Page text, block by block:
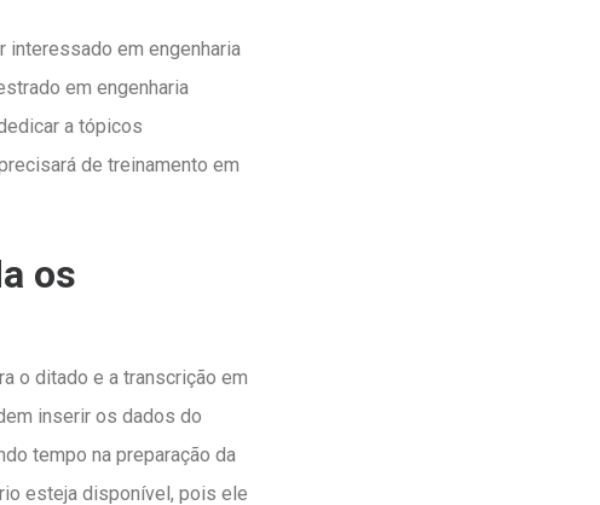
interessado em engenharia
em engenharia
a tópicos
de treinamento em
os
o ditado e a transcrição em
inserir os dados do
tempo na preparação da
esteja disponível, pois ele